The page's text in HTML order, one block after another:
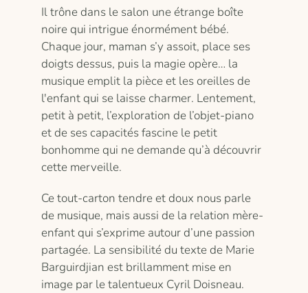
Il trône dans le salon une étrange boîte
noire qui intrigue énormément bébé.
Chaque jour, maman s’y assoit, place ses
doigts dessus, puis la magie opère… la
musique emplit la pièce et les oreilles de
l'enfant qui se laisse charmer. Lentement,
petit à petit, l’exploration de l’objet-piano
et de ses capacités fascine le petit
bonhomme qui ne demande qu’à découvrir
cette merveille.
Ce tout-carton tendre et doux nous parle
de musique, mais aussi de la relation mère-
enfant qui s’exprime autour d’une passion
partagée. La sensibilité du texte de Marie
Barguirdjian est brillamment mise en
image par le talentueux Cyril Doisneau.